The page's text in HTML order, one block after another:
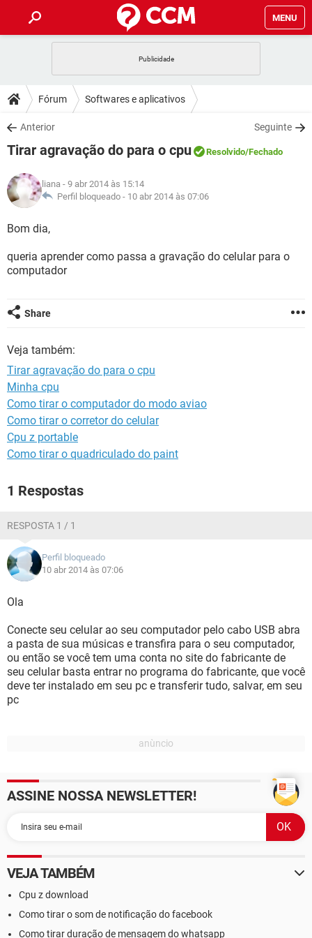
MENU
CELULAR FACEBOOK
OUTLOOK
INSTAGRAM GMAIL
GUIA DE COMPRAS
DICAS
JOGOS WHATSAPP
INSTAGRAM
GUIA DE COMPRAS
DOWNLOADS
JOGOS WHATSAPP
CELULAR
OUTLOOK EXCEL
INSTAGRAM
JOGOS
CELULAR
OUTLOOK
INSTAGRAM GMAIL
GLOSSÁRIO
JOGOS
OUTLOOK
GUIA DE COMPRAS
Fórum Softwares e aplicativos
Anterior Seguinte
Tirar agravação do para o cpu Resolvido/Fechado
liana - 9 abr 2014 às 15:14
Perfil bloqueado - 10 abr 2014 às 07:06
Bom dia,
queria aprender como passa a gravação do celular para o
computador
Share
Veja também:
Tirar agravação do para o cpu
Minha cpu
Como tirar o computador do modo aviao
Como tirar o corretor do celular
Cpu z portable
Como tirar o quadriculado do paint
1 Respostas
RESPOSTA 1 / 1
Perfil bloqueado
10 abr 2014 às 07:06
Ola
Conecte seu celular ao seu computador pelo cabo USB abra
a pasta de sua músicas e transfira para o seu computador,
ou então se você tem uma conta no site do fabricante de
seu celular basta entrar no programa do fabricante, que você
deve ter instalado em seu pc e transferir tudo, salvar, em seu
pc
ASSINE NOSSA NEWSLETTER!
VEJA TAMBÉM
Cpu z download
Como tirar o som de notificação do facebook
Como tirar duração de mensagem do whatsapp